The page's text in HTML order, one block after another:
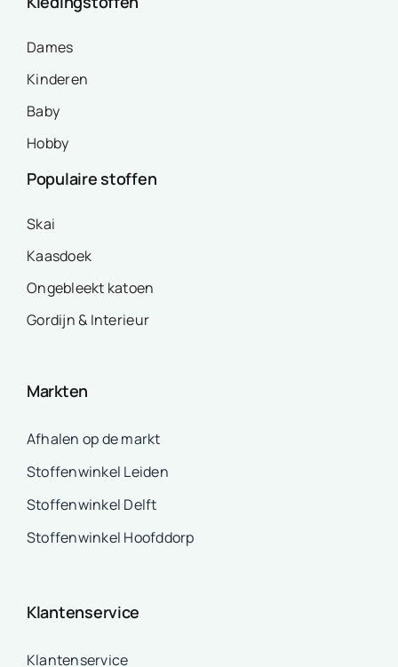
Dames
Kinderen
Baby
Hobby
Populaire stoffen
Skai
Kaasdoek
Ongebleekt katoen
Gordijn & Interieur
Markten
Afhalen op de markt
Stoffenwinkel Leiden
Stoffenwinkel Delft
Stoffenwinkel Hoofddorp
Klantenservice
Klantenservice